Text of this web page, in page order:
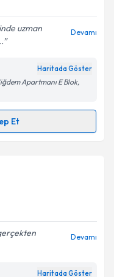
ilişkin
Aydınlatma
belirtilen
ediyorum.
Gönder
uzman
Devamı
Haritada Göster
Apartmanı E Blok,
Et
randevu almanız
posta ile
Devamı
Haritada Göster